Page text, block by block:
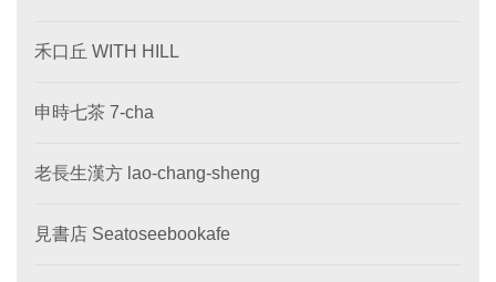
禾口丘 WITH HILL
申時七茶 7-cha
老長生漢方 lao-chang-sheng
見書店 Seatoseebookafe